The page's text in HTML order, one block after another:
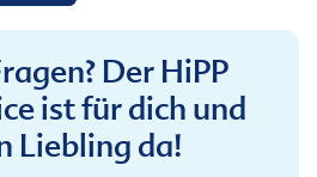
Der HiPP
ist für dich und
Liebling da!